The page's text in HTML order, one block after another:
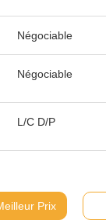
Négociable
Négociable
L/C D/P
Prix